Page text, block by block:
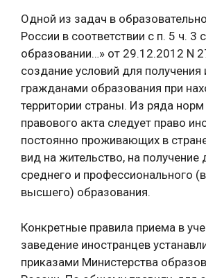
Одной из задач в
России в соответствии с п. 5 ч. 3
образовании…» от 29.12.2012 N
создание условий для
гражданами образования при
территории страны. Из ряда
правового акта следует право
постоянно проживающих в
вид на жительство, на
среднего и профессионального
высшего) образования.
Конкретные правила приема в
заведение иностранцев
приказами Министерства